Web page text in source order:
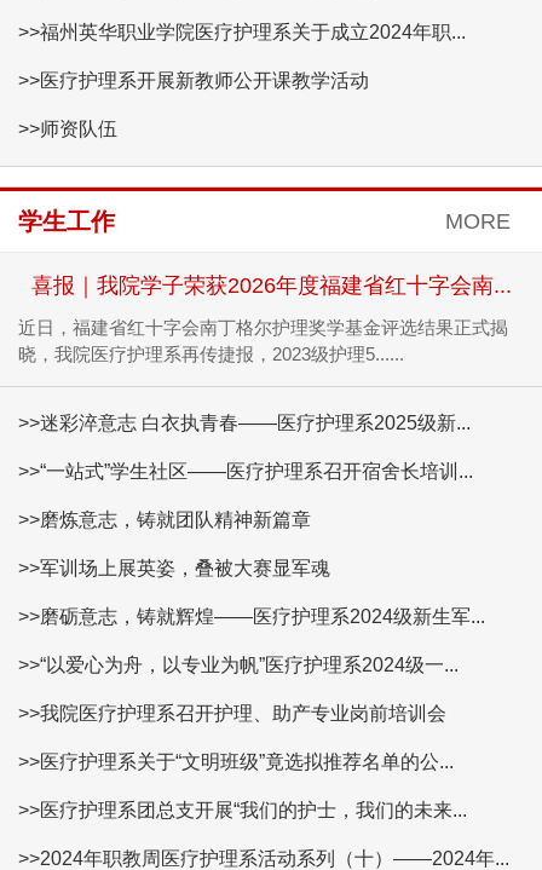
>>福州英华职业学院医疗护理系关于成立2024年职...
>>医疗护理系开展新教师公开课教学活动
>>师资队伍
学生工作 MORE
喜报｜我院学子荣获2026年度福建省红十字会南...
近日，福建省红十字会南丁格尔护理奖学基金评选结果正式揭
晓，我院医疗护理系再传捷报，2023级护理5......
>>迷彩淬意志 白衣执青春——医疗护理系2025级新...
>>“一站式”学生社区——医疗护理系召开宿舍长培训...
>>磨炼意志，铸就团队精神新篇章
>>军训场上展英姿，叠被大赛显军魂
>>磨砺意志，铸就辉煌——医疗护理系2024级新生军...
>>“以爱心为舟，以专业为帆”医疗护理系2024级一...
>>我院医疗护理系召开护理、助产专业岗前培训会
>>医疗护理系关于“文明班级”竟选拟推荐名单的公...
>>医疗护理系团总支开展“我们的护士，我们的未来...
>>2024年职教周医疗护理系活动系列（十）——2024年...